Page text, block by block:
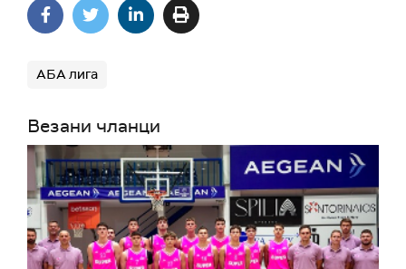
АБА лига
Везани чланци